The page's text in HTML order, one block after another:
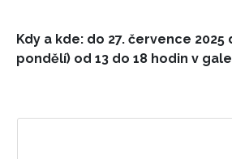
Kdy a kde: do 27. července 2025
pondělí) od 13 do 18 hodin v